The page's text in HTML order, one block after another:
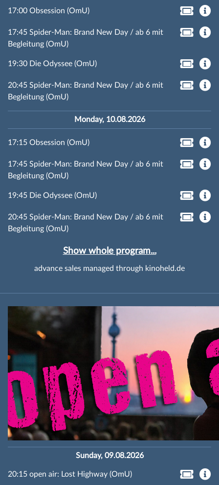
17:00 Obsession (OmU)
17:45 Spider-Man: Brand New Day / ab 6 mit
Begleitung (OmU)
19:30 Die Odyssee (OmU)
20:45 Spider-Man: Brand New Day / ab 6 mit
Begleitung (OmU)
Monday, 10.08.2026
17:15 Obsession (OmU)
17:45 Spider-Man: Brand New Day / ab 6 mit
Begleitung (OmU)
19:45 Die Odyssee (OmU)
20:45 Spider-Man: Brand New Day / ab 6 mit
Begleitung (OmU)
Show whole program...
advance sales managed through kinoheld.de
Sunday, 09.08.2026
20:15 open air: Lost Highway (OmU)